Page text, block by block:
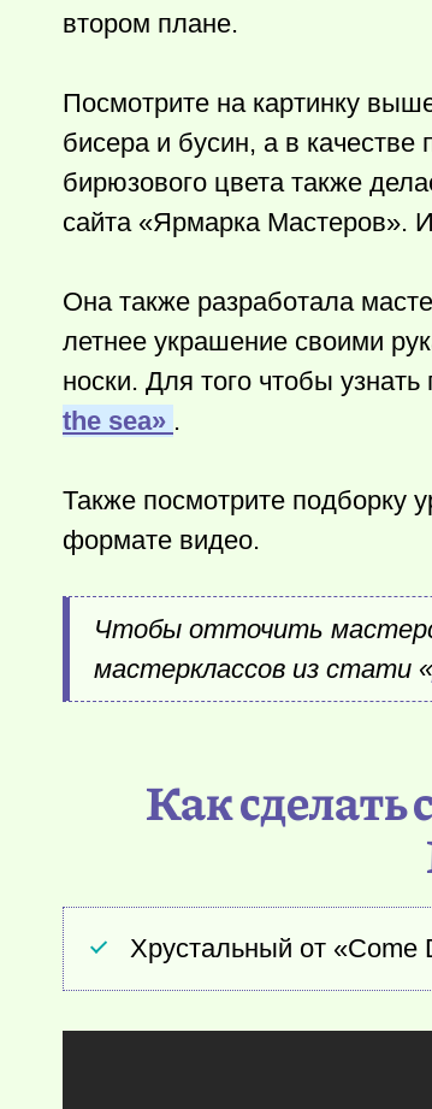
втором плане.
Посмотрите на картинку
бисера и бусин, а в качестве
бирюзового цвета также
сайта «Ярмарка Мастеров».
Она также разработала
летнее украшение своими
носки. Для того чтобы
the sea» .
Также посмотрите подборку
формате видео.
Чтобы отточить
мастерклассов из стати «
Как сделать
Хрустальный от «Come